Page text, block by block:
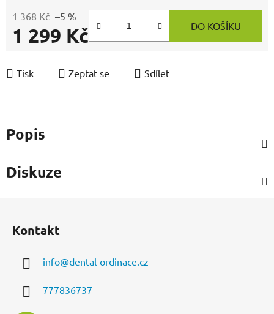
1 368 Kč –5 %
1 299 Kč DO KOŠÍKU
Tisk Zeptat se Sdílet
Popis
Diskuze
Kontakt
info@dental-ordinace.cz
777836737